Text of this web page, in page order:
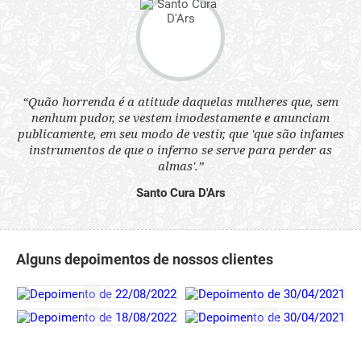
“Quão horrenda é a atitude daquelas mulheres que, sem
nenhum pudor, se vestem imodestamente e anunciam
publicamente, em seu modo de vestir, que 'que são infames
instrumentos de que o inferno se serve para perder as
almas'.”
Santo Cura D'Ars
Alguns depoimentos de nossos clientes